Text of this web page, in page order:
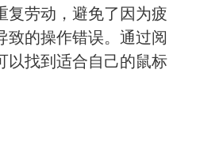
复劳动，避免了因为疲
致的操作错误。通过阅
以找到适合自己的鼠标